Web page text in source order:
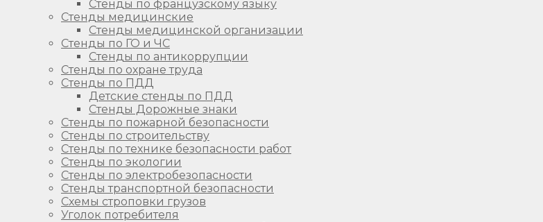
Стенды по французскому языку
Стенды медицинские
Стенды медицинской организации
Стенды по ГО и ЧС
Стенды по антикоррупции
Стенды по охране труда
Стенды по ПДД
Детские стенды по ПДД
Стенды Дорожные знаки
Стенды по пожарной безопасности
Стенды по строительству
Стенды по технике безопасности работ
Стенды по экологии
Стенды по электробезопасности
Стенды транспортной безопасности
Схемы строповки грузов
Уголок потребителя